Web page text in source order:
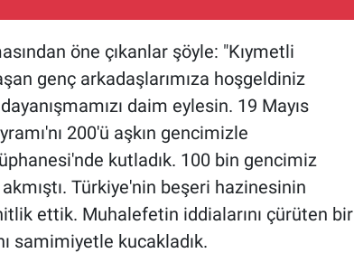
öne çıkanlar şöyle: "Kıymetli
genç arkadaşlarımıza hoşgeldiniz
daim eylesin. 19 Mayıs
200'ü aşkın gencimizle
kutladık. 100 bin gencimiz
Türkiye'nin beşeri hazinesinin
ettik. Muhalefetin iddialarını çürüten bir
samimiyetle kucakladık.